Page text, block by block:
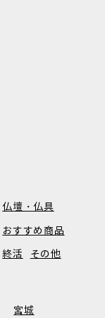
仏壇・仏具
おすすめ商品
終活 その他
宮城